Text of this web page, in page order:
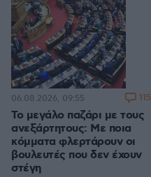
Το μεγάλο παζάρι με τους
ανεξάρτητους: Με ποια
κόμματα φλερτάρουν οι
βουλευτές που δεν έχουν
στέγη
06.08.2026, 09:55 115